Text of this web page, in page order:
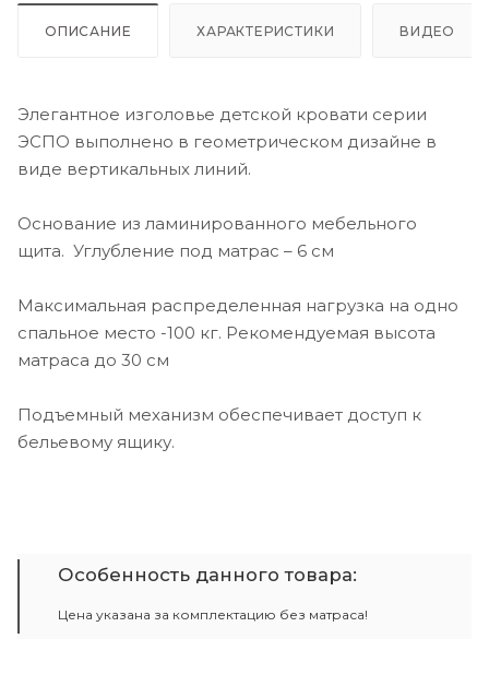
ОПИСАНИЕ ХАРАКТЕРИСТИКИ ВИДЕО
Элегантное изголовье детской кровати серии
ЭСПО выполнено в геометрическом дизайне в
виде вертикальных линий.
Основание из ламинированного мебельного
щита. Углубление под матрас – 6 см
Максимальная распределенная нагрузка на одно
спальное место -100 кг. Рекомендуемая высота
матраса до 30 см
Подъемный механизм обеспечивает доступ к
бельевому ящику.
Особенность данного товара:
Цена указана за комплектацию без матраса!